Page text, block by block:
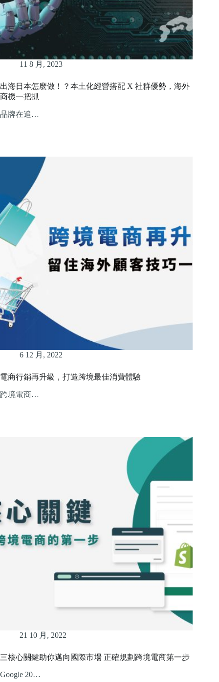
11 8 月, 2023
出海日本怎麼做！？本土化經營搭配 X 社群優勢，海外
商機一把抓
品牌在追…
6 12 月, 2022
電商行銷再升級，打造跨境最佳消費體驗
跨境電商…
21 10 月, 2022
三核心關鍵助你邁向國際市場 正確規劃跨境電商第一步
Google 20…